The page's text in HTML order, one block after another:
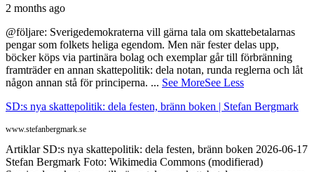
2 months ago
@följare: Sverigedemokraterna vill gärna tala om skattebetalarnas
pengar som folkets heliga egendom. Men när fester delas upp,
böcker köps via partinära bolag och exemplar går till förbränning
framträder en annan skattepolitik: dela notan, runda reglerna och låt
någon annan stå för principerna. ... See MoreSee Less
SD:s nya skattepolitik: dela festen, bränn boken | Stefan Bergmark
www.stefanbergmark.se
Artiklar SD:s nya skattepolitik: dela festen, bränn boken 2026-06-17
Stefan Bergmark Foto: Wikimedia Commons (modifierad)